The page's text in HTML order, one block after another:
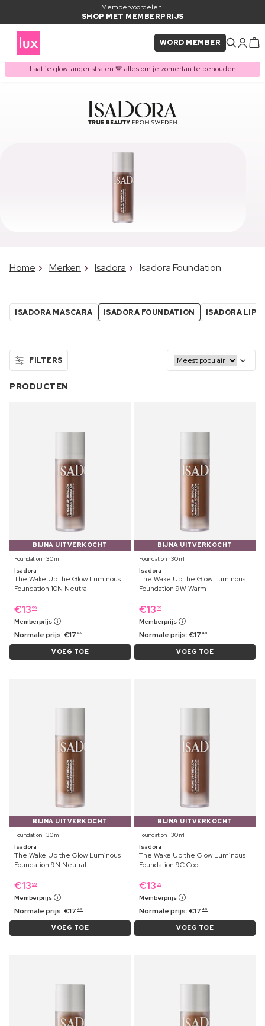
Membervoordelen:
SHOP MET MEMBERPRIJS
WORD MEMBER
Laat je glow langer stralen 🤎 alles om je zomertan te behouden
Home Merken Isadora Isadora Foundation
ISADORA MASCARA ISADORA FOUNDATION ISADORA
FILTERS
PRODUCTEN
BIJNA UITVERKOCHT
Foundation ⋅ 30 ml
Isadora
The Wake Up the Glow Luminous
Foundation 10N Neutral
€13 99
Memberprijs
Normale prijs:€17 49
VOEG TOE
BIJNA UITVERKOCHT
Foundation ⋅ 30 ml
Isadora
The Wake Up the Glow Luminous
Foundation 9W Warm
€13 99
Memberprijs
Normale prijs:€17 49
VOEG TOE
BIJNA UITVERKOCHT
Foundation ⋅ 30 ml
Isadora
The Wake Up the Glow Luminous
Foundation 9N Neutral
€13 99
Memberprijs
Normale prijs:€17 49
VOEG TOE
BIJNA UITVERKOCHT
Foundation ⋅ 30 ml
Isadora
The Wake Up the Glow Luminous
Foundation 9C Cool
€13 99
Memberprijs
Normale prijs:€17 49
VOEG TOE